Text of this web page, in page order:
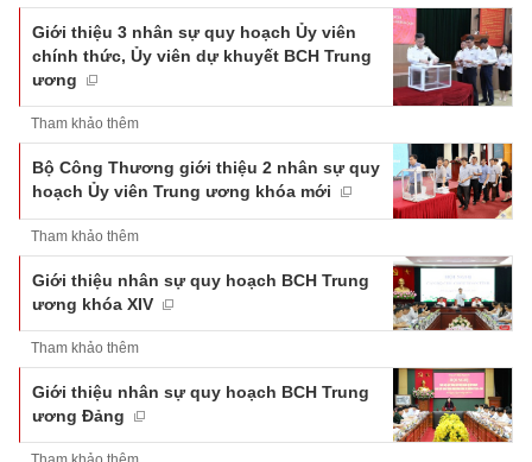
Giới thiệu 3 nhân sự quy hoạch Ủy viên
chính thức, Ủy viên dự khuyết BCH Trung
ương
Tham khảo thêm
Bộ Công Thương giới thiệu 2 nhân sự quy
hoạch Ủy viên Trung ương khóa mới
Tham khảo thêm
Giới thiệu nhân sự quy hoạch BCH Trung
ương khóa XIV
Tham khảo thêm
Giới thiệu nhân sự quy hoạch BCH Trung
ương Đảng